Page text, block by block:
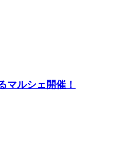
マルシェ開催！